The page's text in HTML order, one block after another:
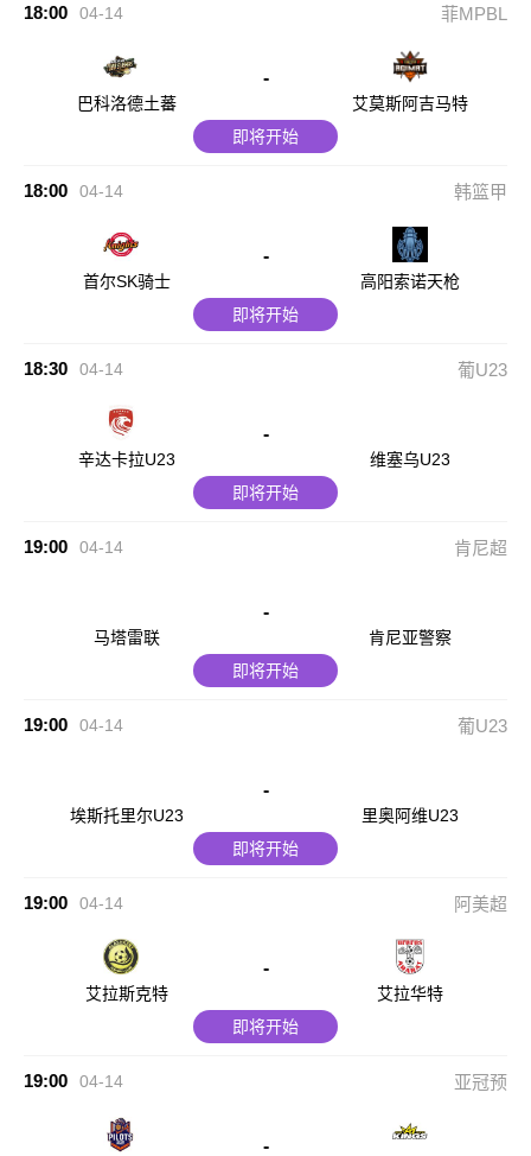
18:00 04-14 菲MPBL
巴科洛德土蕃
-
艾莫斯阿吉马特
即将开始
18:00 04-14 韩篮甲
首尔SK骑士
-
高阳索诺天枪
即将开始
18:30 04-14 葡U23
辛达卡拉U23
-
维塞乌U23
即将开始
19:00 04-14 肯尼超
马塔雷联
-
肯尼亚警察
即将开始
19:00 04-14 葡U23
埃斯托里尔U23
-
里奥阿维U23
即将开始
19:00 04-14 阿美超
艾拉斯克特
-
艾拉华特
即将开始
19:00 04-14 亚冠预
-